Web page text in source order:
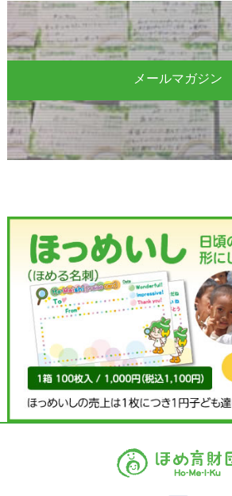
メールマガジン